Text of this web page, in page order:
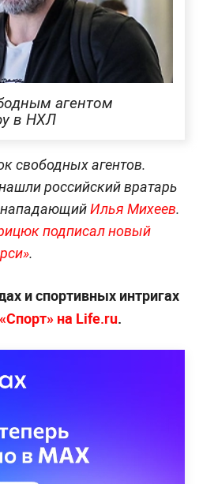
агентом
в НХЛ
свободных агентов.
российский вратарь
Илья Михеев.
подписал новый
.
и спортивных интригах
на Life.ru.